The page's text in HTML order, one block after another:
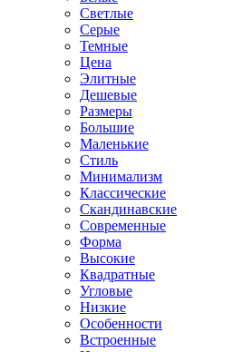
Светлые
Серые
Темные
Цена
Элитные
Дешевые
Размеры
Большие
Маленькие
Стиль
Минимализм
Классические
Скандинавские
Современные
Форма
Высокие
Квадратные
Угловые
Низкие
Особенности
Встроенные